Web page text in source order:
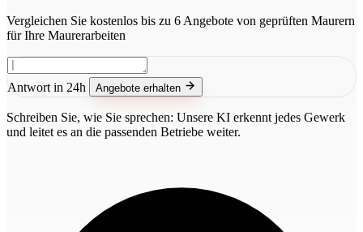
Vergleichen Sie kostenlos bis zu 6 Angebote von geprüften Maurern
für Ihre Maurerarbeiten
Antwort in 24h Angebote erhalten
Schreiben Sie, wie Sie sprechen: Unsere KI erkennt jedes Gewerk
und leitet es an die passenden Betriebe weiter.